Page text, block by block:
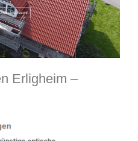
Erligheim –